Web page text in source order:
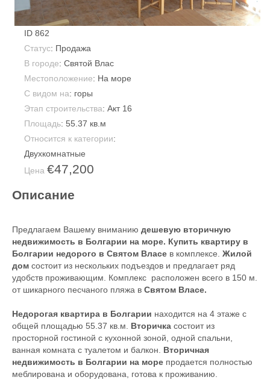
ID 862
Статус: Продажа
В городе: Святой Влас
Местоположение: На море
С видом на: горы
Этап строительства: Акт 16
Площадь: 55.37 кв.м
Относится к категории:
Двухкомнатные
Цена €47,200
Описание
Предлагаем Вашему вниманию дешевую вторичную
недвижимость в Болгарии на море. Купить квартиру в
Болгарии недорого в Святом Власе в комплексе. Жилой
дом состоит из нескольких подъездов и предлагает ряд
удобств проживающим. Комплекс расположен всего в 150 м.
от шикарного песчаного пляжа в Святом Власе.
Недорогая квартира в Болгарии находится на 4 этаже с
общей площадью 55.37 кв.м. Вторичка состоит из
просторной гостиной с кухонной зоной, одной спальни,
ванная комната с туалетом и балкон. Вторичная
недвижимость в Болгарии на море продается полностью
меблирована и оборудована, готова к проживанию.